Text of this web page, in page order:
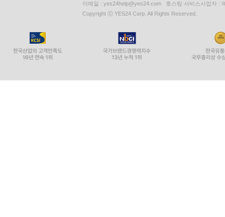
이메일 : yes24help@yes24.com 호스팅 서비스사업자 :
Copyright ⓒ YES24 Corp. All Rights Reserved.